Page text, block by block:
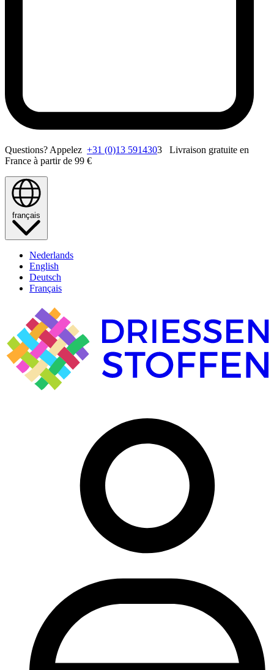
Questions? Appelez +31 (0)13 5914303 Livraison gratuite en
France à partir de 99 €
français
Nederlands
English
Deutsch
Français